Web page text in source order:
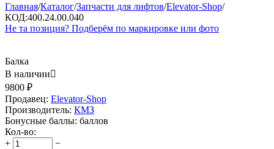
Главная/Каталог/Запчасти для лифтов/Elevator-Shop/
КОД:400.24.00.040
Не та позиция? Подберём по маркировке или фото
Балка
В наличии
9800 ₽
Продавец: Elevator-Shop
Производитель: КМЗ
Бонусные баллы: баллов
Кол-во:
+
−